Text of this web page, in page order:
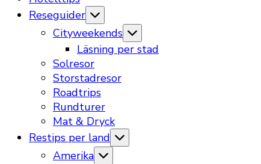
Reseguider
Cityweekends
Läsning per stad
Solresor
Storstadresor
Roadtrips
Rundturer
Mat & Dryck
Restips per land
Amerika